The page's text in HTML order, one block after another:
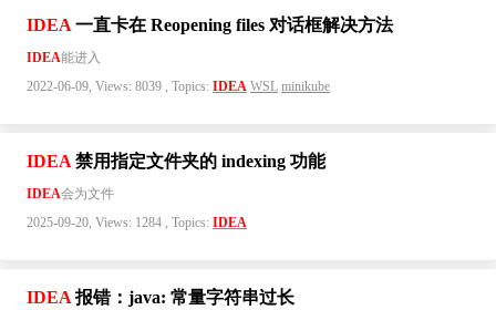
IDEA 一直卡在 Reopening files 对话框解决方法
IDEA能进入
2022-06-09, Views: 8039 , Topics: IDEA WSL minikube
IDEA 禁用指定文件夹的 indexing 功能
IDEA会为文件
2025-09-20, Views: 1284 , Topics: IDEA
IDEA 报错：java: 常量字符串过长